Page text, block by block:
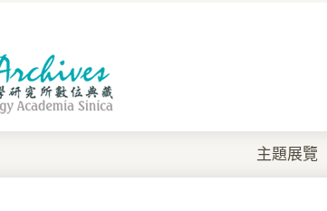
主題展覽